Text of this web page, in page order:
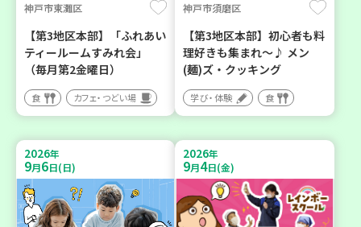
神戸市東灘区
【第3地区本部】「ふれあい
ティールームすみれ会」
（毎月第2金曜日）
食 カフェ・つどい場
神戸市須磨区
【第3地区本部】初心者も料
理好きも集まれ～♪ メン
(麺)ズ・クッキング
学び・体験 食
2026年
9月6日(日)
2026年
9月4日(金)